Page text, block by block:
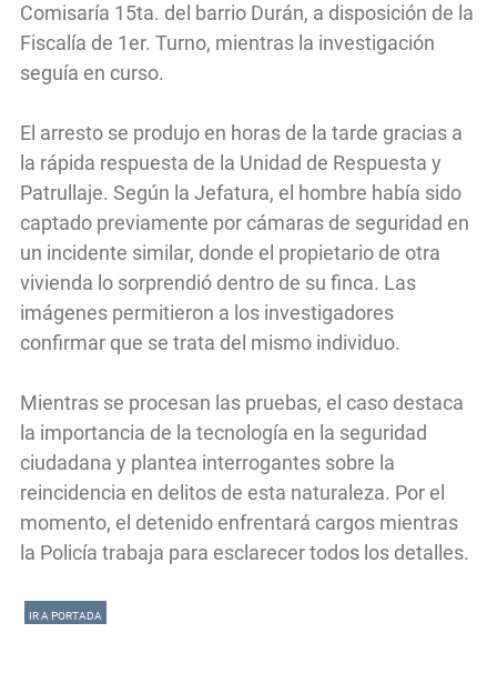
Comisaría 15ta. del barrio Durán, a disposición de la
Fiscalía de 1er. Turno, mientras la investigación
seguía en curso.
El arresto se produjo en horas de la tarde gracias a
la rápida respuesta de la Unidad de Respuesta y
Patrullaje. Según la Jefatura, el hombre había sido
captado previamente por cámaras de seguridad en
un incidente similar, donde el propietario de otra
vivienda lo sorprendió dentro de su finca. Las
imágenes permitieron a los investigadores
confirmar que se trata del mismo individuo.
Mientras se procesan las pruebas, el caso destaca
la importancia de la tecnología en la seguridad
ciudadana y plantea interrogantes sobre la
reincidencia en delitos de esta naturaleza. Por el
momento, el detenido enfrentará cargos mientras
la Policía trabaja para esclarecer todos los detalles.
IR A PORTADA